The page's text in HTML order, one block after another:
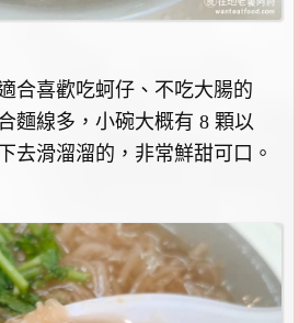
合喜歡吃蚵仔、不吃大腸的
麵線多，小碗大概有 8 顆以
去滑溜溜的，非常鮮甜可口。